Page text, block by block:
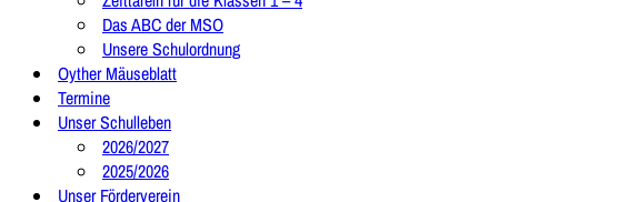
Das ABC der MSO
Unsere Schulordnung
Oyther Mäuseblatt
Termine
Unser Schulleben
2026/2027
2025/2026
Unser Förderverein